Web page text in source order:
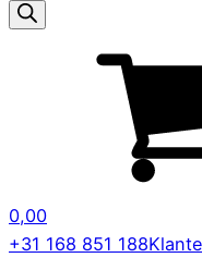
zoeken
0,00
+31 168 851 188